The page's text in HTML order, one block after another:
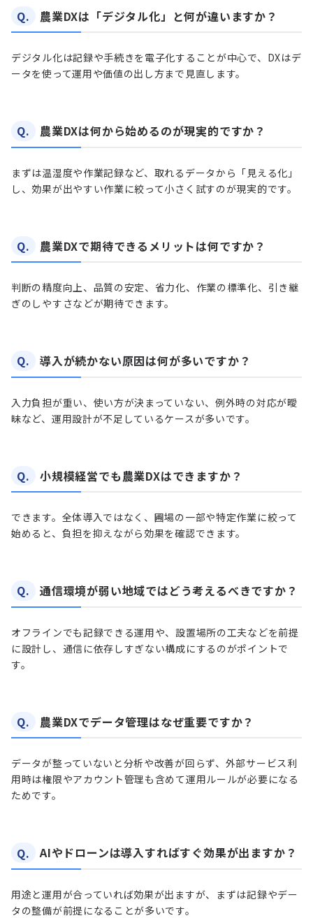
Q. 農業DXは「デジタル化」と何が違いますか？
デジタル化は記録や手続きを電子化することが中心で、DXはデ
ータを使って運用や価値の出し方まで見直します。
Q. 農業DXは何から始めるのが現実的ですか？
まずは温湿度や作業記録など、取れるデータから「見える化」
し、効果が出やすい作業に絞って小さく試すのが現実的です。
Q. 農業DXで期待できるメリットは何ですか？
判断の精度向上、品質の安定、省力化、作業の標準化、引き継
ぎのしやすさなどが期待できます。
Q. 導入が続かない原因は何が多いですか？
入力負担が重い、使い方が決まっていない、例外時の対応が曖
昧など、運用設計が不足しているケースが多いです。
Q. 小規模経営でも農業DXはできますか？
できます。全体導入ではなく、圃場の一部や特定作業に絞って
始めると、負担を抑えながら効果を確認できます。
Q. 通信環境が弱い地域ではどう考えるべきですか？
オフラインでも記録できる運用や、設置場所の工夫などを前提
に設計し、通信に依存しすぎない構成にするのがポイントで
す。
Q. 農業DXでデータ管理はなぜ重要ですか？
データが整っていないと分析や改善が回らず、外部サービス利
用時は権限やアカウント管理も含めて運用ルールが必要になる
ためです。
Q. AIやドローンは導入すればすぐ効果が出ますか？
用途と運用が合っていれば効果が出ますが、まずは記録やデー
タの整備が前提になることが多いです。